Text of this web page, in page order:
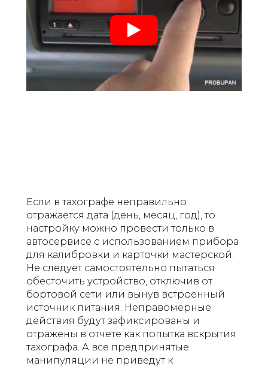
Если в тахографе неправильно
отражается дата (день, месяц, год), то
настройку можно провести только в
автосервисе с использованием прибора
для калибровки и карточки мастерской.
Не следует самостоятельно пытаться
обесточить устройство, отключив от
бортовой сети или вынув встроенный
источник питания. Неправомерные
действия будут зафиксированы и
отражены в отчете как попытка вскрытия
тахографа. А все предпринятые
манипуляции не приведут к